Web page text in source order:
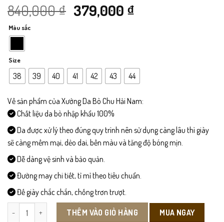
840,000₫ Giá
840,000 ₫.
379,000 ₫Giá
là:
379,000 ₫.
Màu sắc
Size
38 39 40 41 42 43 44
Về sản phẩm của Xưởng Da Bò Chu Hải Nam:
Chất liệu da bò nhập khẩu 100%
Da được xử lý theo đúng quy trình nên sử dụng càng lâu thì giày
sẽ càng mềm mại, dẻo dai, bền màu và tăng độ bóng mịn.
Dễ dàng vệ sinh và bảo quản.
Đường may chi tiết, tỉ mỉ theo tiêu chuẩn.
Đế giày chắc chắn, chống trơn trượt.
L516-Giày Lười Hè Đục Lỗ Thoáng khí Da Bò số lượng
THÊM VÀO GIỎ HÀNG MUA NGAY